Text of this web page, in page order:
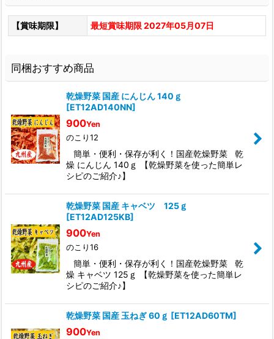
【賞味期限】 最短賞味期限 2027年05月07日
同梱おすすめ商品
乾燥野菜 国産 にんじん 140ｇ
[ET12AD140NN]
900Yen
のこり12
簡単・便利・保存が利く！国産乾燥野菜 乾
燥 にんじん 140ｇ 【乾燥野菜を使った簡単レ
シピのご紹介♪】
乾燥野菜 国産 キャベツ 125ｇ
[ET12AD125KB]
900Yen
のこり16
簡単・便利・保存が利く！国産乾燥野菜 乾
燥 キャベツ 125ｇ 【乾燥野菜を使った簡単レ
シピのご紹介♪】
乾燥野菜 国産 玉ねぎ 60ｇ [ET12AD60TM]
900Yen